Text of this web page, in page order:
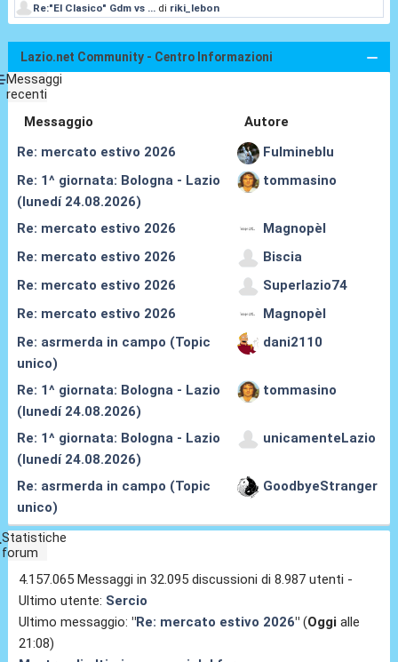
Re:"El Clasico" Gdm vs ... di riki_lebon
Lazio.net Community - Centro Informazioni
Messaggi
recenti
Messaggio
Autore
Re: mercato estivo 2026
Fulmineblu
Re: 1^ giornata: Bologna - Lazio
(lunedí 24.08.2026)
tommasino
Re: mercato estivo 2026
Magnopèl
Re: mercato estivo 2026
Biscia
Re: mercato estivo 2026
Superlazio74
Re: mercato estivo 2026
Magnopèl
Re: asrmerda in campo (Topic
unico)
dani2110
Re: 1^ giornata: Bologna - Lazio
(lunedí 24.08.2026)
tommasino
Re: 1^ giornata: Bologna - Lazio
(lunedí 24.08.2026)
unicamenteLazio
Re: asrmerda in campo (Topic
unico)
GoodbyeStranger
Statistiche
forum
4.157.065 Messaggi in 32.095 discussioni di 8.987 utenti -
Ultimo utente: Sercio
Ultimo messaggio:"Re: mercato estivo 2026" (Oggi alle
21:08)